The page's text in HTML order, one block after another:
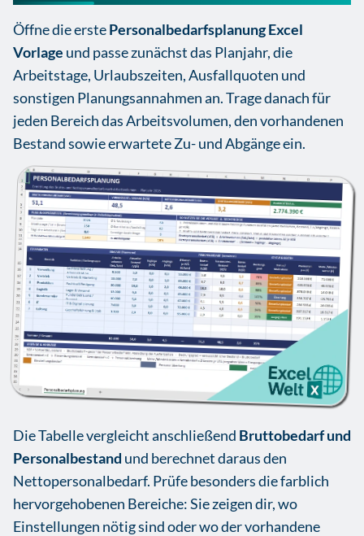
Öffne die erstePersonalbedarfsplanung Excel
Vorlage und passe zunächst das Planjahr, die
Arbeitstage, Urlaubszeiten, Ausfallquoten und
sonstigen Planungsannahmen an. Trage danach für
jeden Bereich das Arbeitsvolumen, den vorhandenen
Bestand sowie erwartete Zu- und Abgänge ein.
Die Tabelle vergleicht anschließend Bruttobedarf und
Personalbestand und berechnet daraus den
Nettopersonalbedarf. Prüfe besonders die farblich
hervorgehobenen Bereiche: Sie zeigen dir, wo
Einstellungen nötig sind oder wo der vorhandene